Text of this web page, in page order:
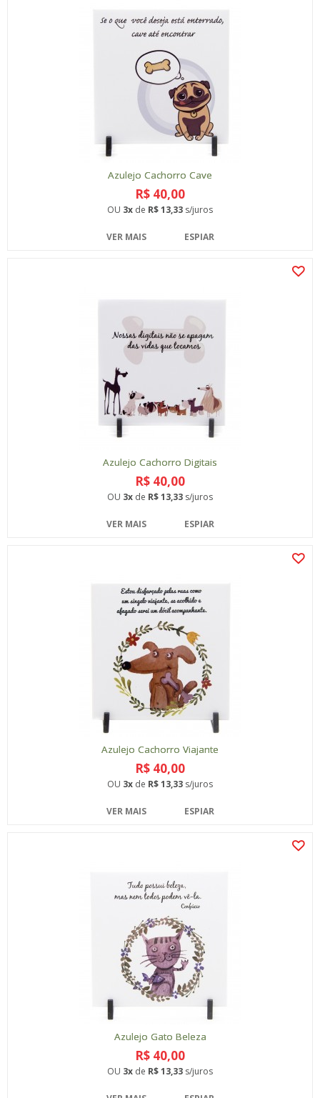
Azulejo Cachorro Cave
R$ 40,00
OU 3x de R$ 13,33 s/juros
VER MAIS ESPIAR
Azulejo Cachorro Digitais
R$ 40,00
OU 3x de R$ 13,33 s/juros
VER MAIS ESPIAR
Azulejo Cachorro Viajante
R$ 40,00
OU 3x de R$ 13,33 s/juros
VER MAIS ESPIAR
Azulejo Gato Beleza
R$ 40,00
OU 3x de R$ 13,33 s/juros